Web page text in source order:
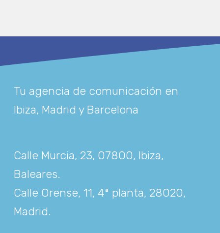
Tu agencia de comunicación en
Ibiza, Madrid y Barcelona
Calle Murcia, 23, 07800, Ibiza,
Baleares.
Calle Orense, 11, 4ª planta, 28020,
Madrid.